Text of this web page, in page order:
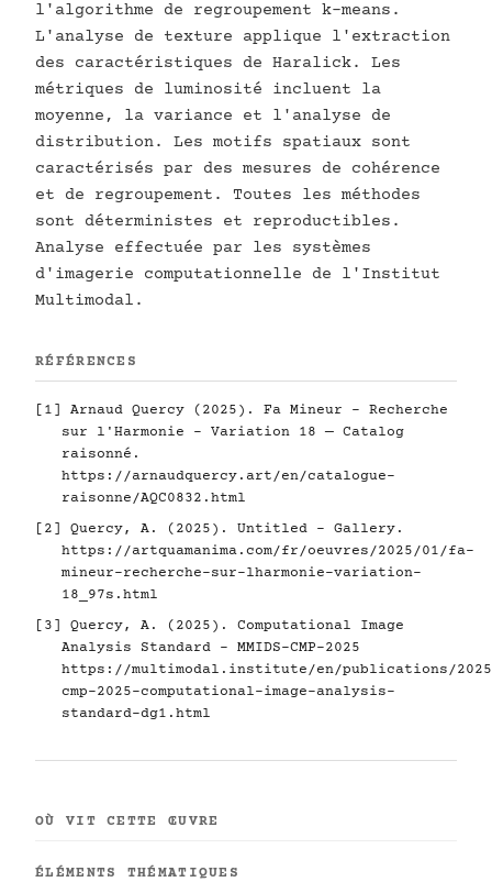
l'algorithme de regroupement k-means.
L'analyse de texture applique l'extraction
des caractéristiques de Haralick. Les
métriques de luminosité incluent la
moyenne, la variance et l'analyse de
distribution. Les motifs spatiaux sont
caractérisés par des mesures de cohérence
et de regroupement. Toutes les méthodes
sont déterministes et reproductibles.
Analyse effectuée par les systèmes
d'imagerie computationnelle de l'Institut
Multimodal.
RÉFÉRENCES
[1] Arnaud Quercy (2025). Fa Mineur - Recherche
sur l'Harmonie - Variation 18 — Catalog
raisonné.
https://arnaudquercy.art/en/catalogue-
raisonne/AQC0832.html
[2] Quercy, A. (2025). Untitled - Gallery.
https://artquamanima.com/fr/oeuvres/2025/01/fa-
mineur-recherche-sur-lharmonie-variation-
18_97s.html
[3] Quercy, A. (2025). Computational Image
Analysis Standard - MMIDS-CMP-2025
https://multimodal.institute/en/publications/2025/
cmp-2025-computational-image-analysis-
standard-dg1.html
OÙ VIT CETTE ŒUVRE
ÉLÉMENTS THÉMATIQUES